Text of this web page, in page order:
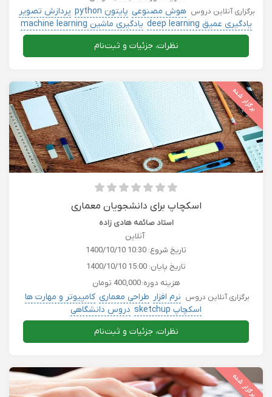
برگزاری آنلاین دروس هوش مصنوعی پایتون python
پردازش تصویر
یادگیری عمیق deep learning
یادگیری ماشین machine learning
دروس دانشگاهی
نظرات، جزئیات و ثبت‌نام
برگزار شده
اسکچاپ برای دانشجویان معماری
استاد صائمه هادی زاده
آنلاین
تاریخ شروع: 1400/10/10 10:30
تاریخ پایان: 1400/10/10 15:00
هزینه دوره:400,000 تومان
برگزاری آنلاین دروس نرم افزار طراحی معماری کامپیوتر و مهارت ها
اسکچاپ sketchup
دروس دانشگاهی
نظرات، جزئیات و ثبت‌نام
برگزار شده